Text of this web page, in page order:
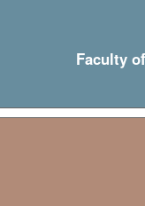
Faculty